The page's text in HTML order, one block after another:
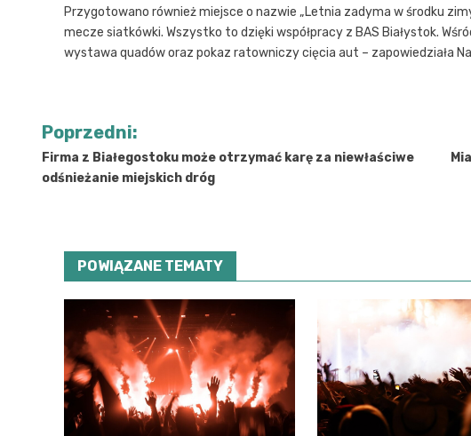
Przygotowano również miejsce o nazwie „Letnia zadyma w środku
mecze siatkówki. Wszystko to dzięki współpracy z BAS Białystok.
wystawa quadów oraz pokaz ratowniczy cięcia aut – zapowiedziała
Nawigacja
wpisu
Poprzedni:
Firma z Białegostoku może otrzymać karę za niewłaściwe
odśnieżanie miejskich dróg
POWIĄZANE TEMATY